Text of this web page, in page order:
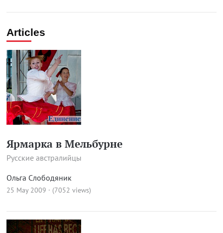
Articles
Ярмарка в Мельбурне
Русские австралийцы
Ольга Слободяник
25 May 2009 · (7052 views)